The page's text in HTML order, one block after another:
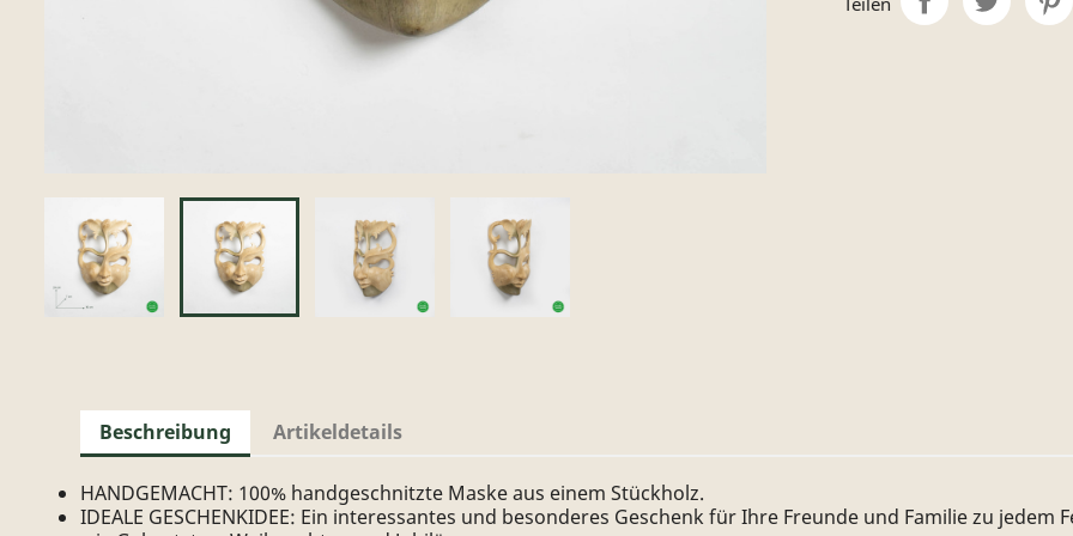
Beschreibung Artikeldetails
HANDGEMACHT: 100% handgeschnitzte Maske aus einem Stückholz.
IDEALE GESCHENKIDEE: Ein interessantes und besonderes Geschenk für Ihre Freunde und Familie zu